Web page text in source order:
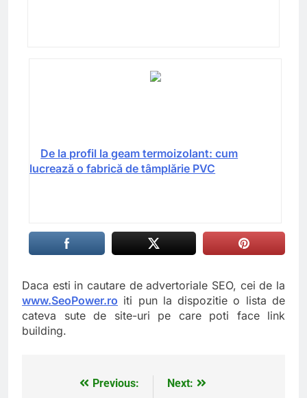
De la profil la geam termoizolant: cum
lucrează o fabrică de tâmplărie PVC
Daca esti in cautare de advertoriale SEO, cei de la
www.SeoPower.ro iti pun la dispozitie o lista de
cateva sute de site-uri pe care poti face link
building.
NavigarePrevious: Next: